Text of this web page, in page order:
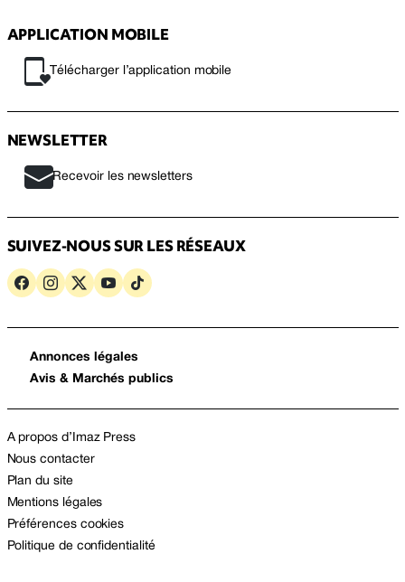
APPLICATION MOBILE
Télécharger l’application mobile
NEWSLETTER
Recevoir les newsletters
SUIVEZ-NOUS SUR LES RÉSEAUX
Annonces légales
Avis & Marchés publics
A propos d’Imaz Press
Nous contacter
Plan du site
Mentions légales
Préférences cookies
Politique de confidentialité